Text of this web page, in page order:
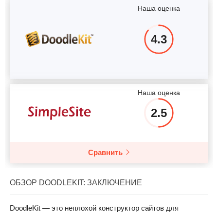
Наша оценка
4.3
Наша оценка
2.5
Сравнить
ОБЗОР DOODLEKIT: ЗАКЛЮЧЕНИЕ
DoodleKit — это неплохой конструктор сайтов для